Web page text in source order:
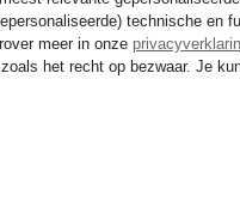
Voelt